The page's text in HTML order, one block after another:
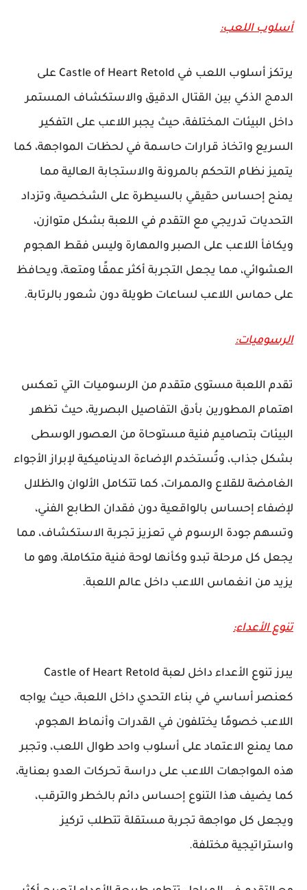
أسلوب اللعب:
يرتكز أسلوب اللعب في Castle of Heart Retold على
الدمج الذكي بين القتال الدقيق والاستكشاف المستمر
داخل البيئات المختلفة، حيث يجبر اللاعب على التفكير
السريع واتخاذ قرارات حاسمة في لحظات المواجهة، كما
يتميز نظام التحكم بالمرونة والاستجابة العالية مما
يمنح إحساس حقيقي بالسيطرة على الشخصية، وتزداد
التحديات تدريجي مع التقدم في اللعبة بشكل متوازن،
ويكافأ اللاعب على الصبر والمهارة وليس فقط الهجوم
العشوائي، مما يجعل التجربة أكثر عمقًا ومتعة، ويحافظ
على حماس اللاعب لساعات طويلة دون شعور بالرتابة.
الرسوميات:
تقدم اللعبة مستوى متقدم من الرسوميات التي تعكس
اهتمام المطورين بأدق التفاصيل البصرية، حيث تظهر
البيئات بتصاميم فنية مستوحاة من العصور الوسطى
بشكل جذاب، وتُستخدم الإضاءة الديناميكية لإبراز الأجواء
الغامضة للقلاع والممرات، كما تتكامل الألوان والظلال
لإضفاء إحساس بالواقعية دون فقدان الطابع الفني،
وتسهم جودة الرسوم في تعزيز تجربة الاستكشاف، مما
يجعل كل مرحلة تبدو وكأنها لوحة فنية متكاملة، وهو ما
يزيد من انغماس اللاعب داخل عالم اللعبة.
تنوع الأعداء:
يبرز تنوع الأعداء داخل لعبة Castle of Heart Retold
كعنصر أساسي في بناء التحدي داخل اللعبة، حيث يواجه
اللاعب خصومًا يختلفون في القدرات وأنماط الهجوم،
مما يمنع الاعتماد على أسلوب واحد طوال اللعب، وتجبر
هذه المواجهات اللاعب على دراسة تحركات العدو بعناية،
كما يضيف هذا التنوع إحساس دائم بالخطر والترقب،
ويجعل كل مواجهة تجربة مستقلة تتطلب تركيز
واستراتيجية مختلفة.